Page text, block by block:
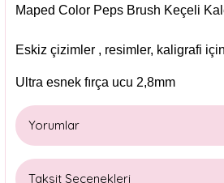
Maped Color Peps Brush Keçeli
Eskiz çizimler , resimler, kaligrafi
Ultra esnek fırça ucu 2,8mm
Yorumlar
Taksit Seçenekleri